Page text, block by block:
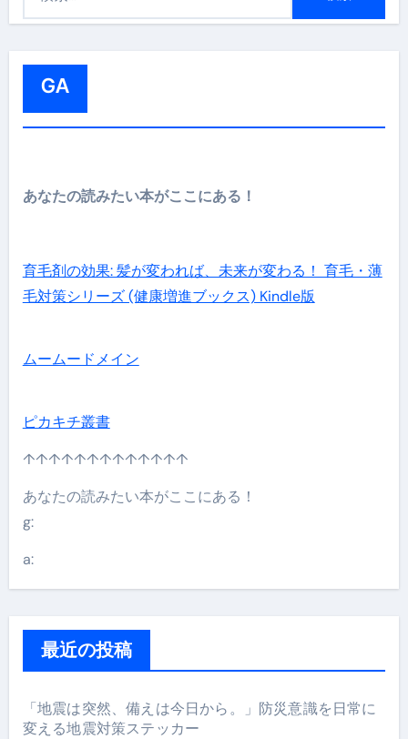
GA
あなたの読みたい本がここにある！
育毛剤の効果: 髪が変われば、未来が変わる！ 育毛・薄
毛対策シリーズ (健康増進ブックス) Kindle版
ムームードメイン
ピカキチ叢書
↑↑↑↑↑↑↑↑↑↑↑↑↑
あなたの読みたい本がここにある！
g:
a:
最近の投稿
「地震は突然、備えは今日から。」防災意識を日常に
変える地震対策ステッカー